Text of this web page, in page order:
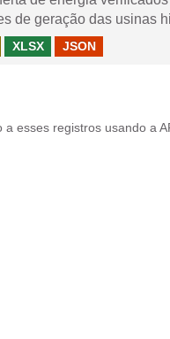
de geração das usinas
XLSX JSON
a esses registros usando a